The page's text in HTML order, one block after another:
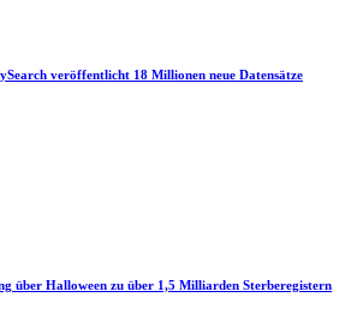
veröffentlicht 18 Millionen neue Datensätze
über Halloween zu über 1,5 Milliarden Sterberegistern